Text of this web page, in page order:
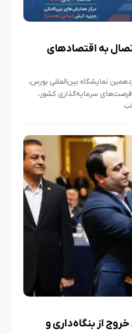
به اقتصادهای
نمایشگاه بین‌المللی بورس،
سرمایه‌گذاری کشور،
با عنوان «از کیش تا بریکس؛
از بنگاه‌داری و